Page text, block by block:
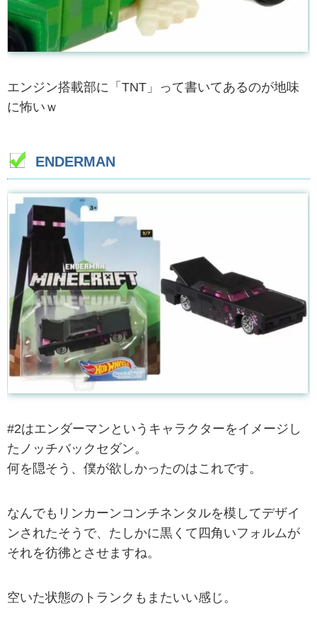
エンジン搭載部に「TNT」って書いてあるのが地味
に怖いｗ
ENDERMAN
#2はエンダーマンというキャラクターをイメージし
たノッチバックセダン。
何を隠そう、僕が欲しかったのはこれです。
なんでもリンカーンコンチネンタルを模してデザイ
ンされたそうで、たしかに黒くて四角いフォルムが
それを彷彿とさせますね。
空いた状態のトランクもまたいい感じ。